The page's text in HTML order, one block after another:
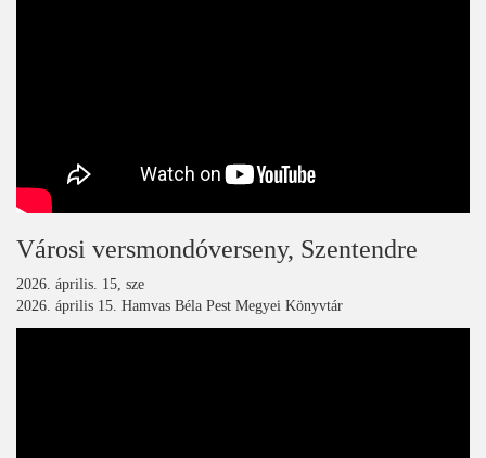
Városi versmondóverseny, Szentendre
2026. április. 15, sze
2026. április 15. Hamvas Béla Pest Megyei Könyvtár